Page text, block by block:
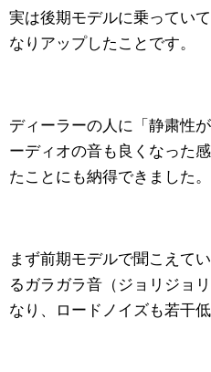
実は後期モデルに乗ってい
なりアップしたことです。
ディーラーの人に「静粛性
ーディオの音も良くなった
たことにも納得できました。
まず前期モデルで聞こえて
るガラガラ音（ジョリジョ
なり、ロードノイズも若干